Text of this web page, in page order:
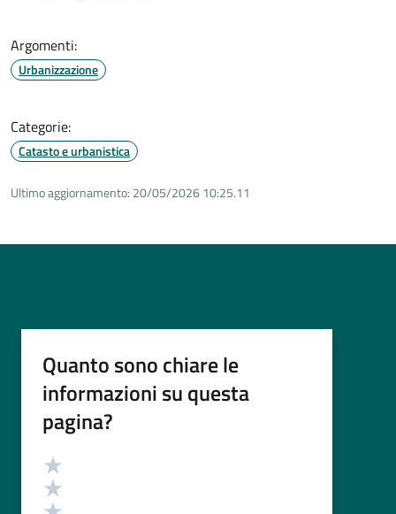
Argomenti:
Urbanizzazione
Categorie:
Catasto e urbanistica
Ultimo aggiornamento: 20/05/2026 10:25.11
Quanto sono chiare le
informazioni su questa
pagina?
Valutazione